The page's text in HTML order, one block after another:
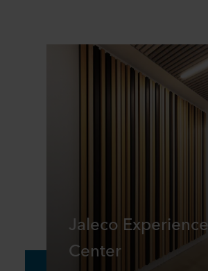
Jaleco Experience
Center